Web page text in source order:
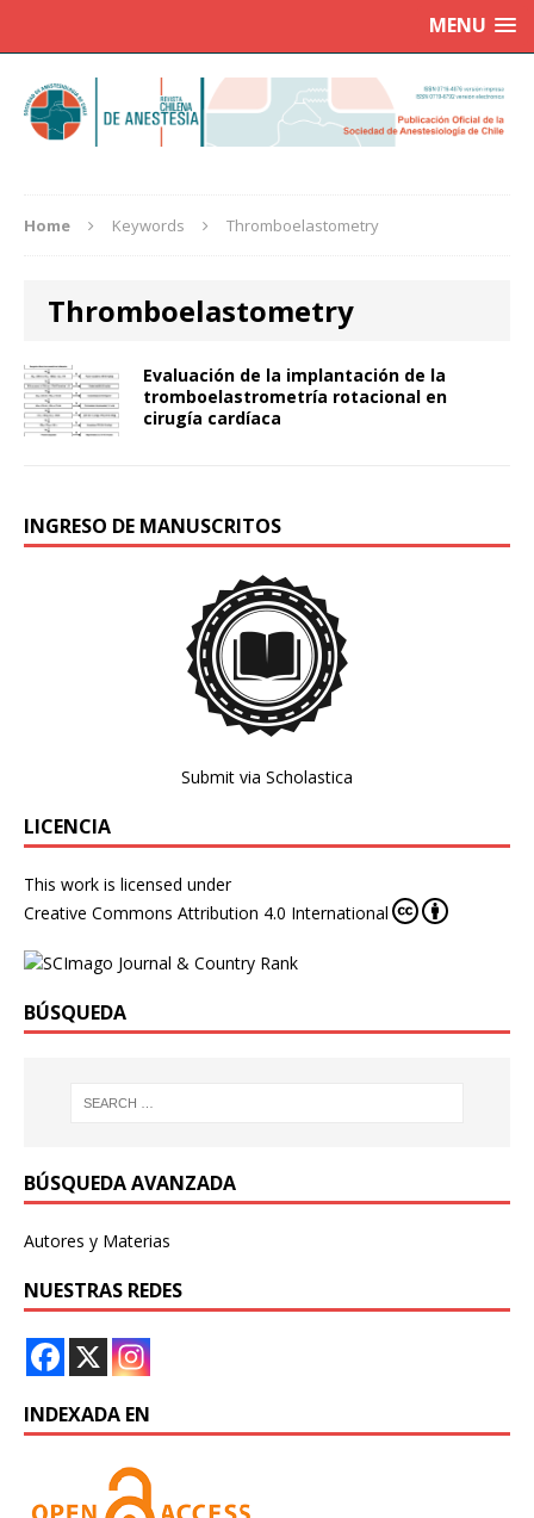
MENU
Home Keywords Thromboelastometry
Thromboelastometry
Evaluación de la implantación de la
tromboelastrometría rotacional en
cirugía cardíaca
INGRESO DE MANUSCRITOS
Submit via Scholastica
LICENCIA
This work is licensed under
Creative Commons Attribution 4.0 International
BÚSQUEDA
BÚSQUEDA AVANZADA
Autores y Materias
NUESTRAS REDES
INDEXADA EN